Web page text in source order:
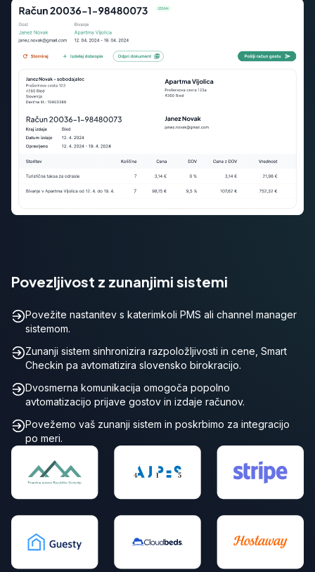
Povezljivost z zunanjimi sistemi
Povežite nastanitev s katerimkoli PMS ali channel manager
sistemom.
Zunanji sistem sinhronizira razpoložljivosti in cene, Smart
Checkin pa avtomatizira slovensko birokracijo.
Dvosmerna komunikacija omogoča popolno
avtomatizacijo prijave gostov in izdaje računov.
Povežemo vaš zunanji sistem in poskrbimo za integracijo
po meri.